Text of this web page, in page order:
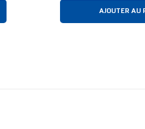
AJOUTER AU